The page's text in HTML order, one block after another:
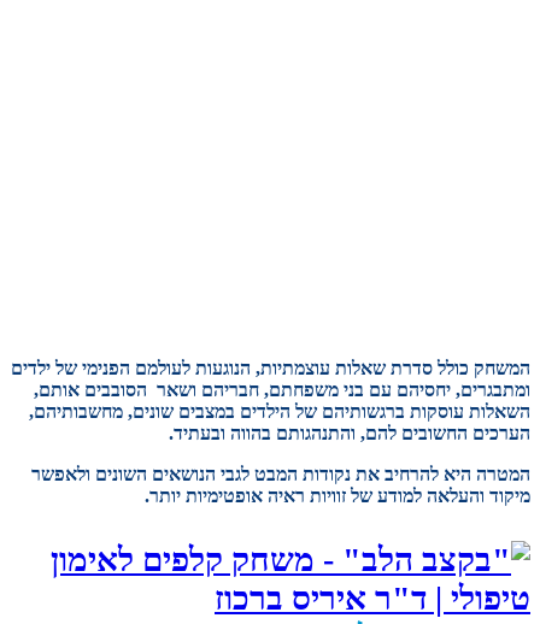
המשחק כולל סדרת שאלות עוצמתיות, הנוגעות לעולמם הפנימי של ילדים
ומתבגרים, יחסיהם עם בני משפחתם, חבריהם ושאר הסובבים אותם,
השאלות עוסקות ברגשותיהם של הילדים במצבים שונים, מחשבותיהם,
הערכים החשובים להם, והתנהגותם בהווה ובעתיד.
המטרה היא להרחיב את נקודות המבט לגבי הנושאים השונים ולאפשר
מיקוד והעלאה למודע של זוויות ראיה אופטימיות יותר.